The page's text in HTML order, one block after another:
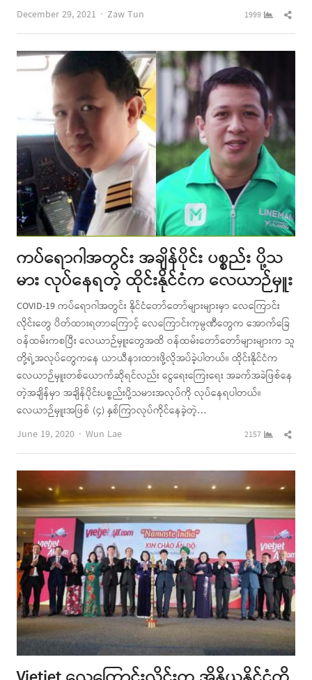
December 29, 2021
Author
Zaw Tun 1999
ကပ်ရောဂါအတွင်း အချိန်ပိုင်း ပစ္စည်း ပို့သ
မား လုပ်နေရတဲ့ ထိုင်းနိုင်ငံက လေယာဉ်မှူး
COVID-19 ကပ်ရောဂါအတွင်း နိုင်ငံတော်တော်များများမှာ လေကြောင်း
လိုင်းတွေ ပိတ်ထားရတာကြောင့် လေကြောင်းကုမ္ပဏီတွေက အောက်ခြေ
ဝန်ထမ်းကစပြီး လေယာဉ်မှူးတွေအထိ ဝန်ထမ်းတော်တော်များများက သူ
တို့ရဲ့အလုပ်တွေကနေ ယာယီနားထားဖို့လိုအပ်ခဲ့ပါတယ်။ ထိုင်းနိုင်ငံက
လေယာဉ်မှူးတစ်ယောက်ဆိုရင်လည်း ငွေရေးကြေးရေး အခက်အခဲဖြစ်နေ
တဲ့အချိန်မှာ အချိန်ပိုင်းပစ္စည်းပို့သမားအလုပ်ကို လုပ်နေရပါတယ်။
လေယာဉ်မှူးအဖြစ် (၄) နှစ်ကြာလုပ်ကိုင်နေခဲ့တဲ့…
June 19, 2020
Author
Wun Lae 2157